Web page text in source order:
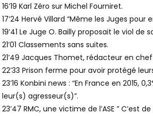
16’19 Karl Zéro sur Michel Fourniret.
17’24 Hervé Villard “Même les Juges
19’41 Le Juge O. Bailly proposait le viol de
21’01 Classements sans suites.
21’49 Jacques Thomet, rédacteur en chef
22’33 Prison ferme pour avoir protégé
23’16 Konbini news : “En France en
leur(s) agresseur(s)”.
23’47 RMC, une victime de l’ASE ” C’est